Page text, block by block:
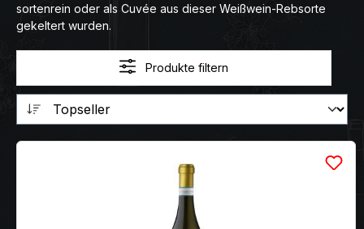
sortenrein oder als Cuvée aus dieser Weißwein-Rebsorte
gekeltert wurden.
Produkte filtern